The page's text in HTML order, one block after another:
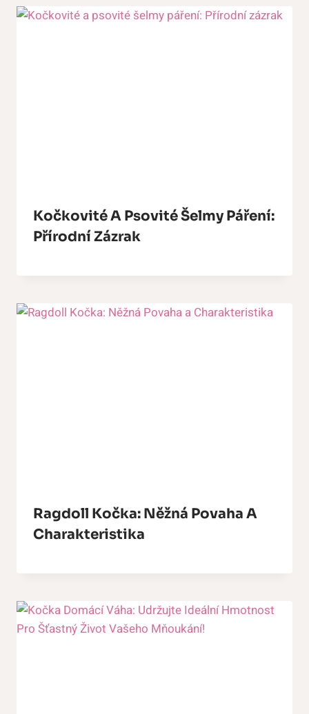
Kočkovité A Psovité Šelmy Páření:
Přírodní Zázrak
Ragdoll Kočka: Něžná Povaha A
Charakteristika